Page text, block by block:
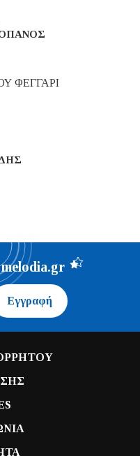
ΦΕΓΓΑΡΙ
melodia.gr
Εγγραφή